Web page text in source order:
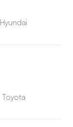
Hyundai
Toyota